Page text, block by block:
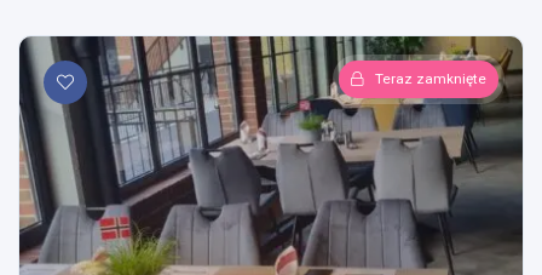
Teraz zamknięte